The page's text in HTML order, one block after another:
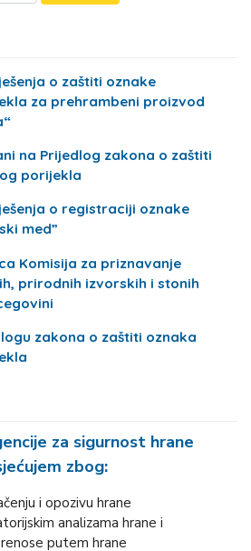
o zaštiti oznake
za prehrambeni proizvod
na Prijedlog zakona o zaštiti
porijekla
o registraciji oznake
med”
Komisija za priznavanje
prirodnih izvorskih i stonih
zakona o zaštiti oznaka
za sigurnost hrane
zbog:
i opozivu hrane
analizama hrane i
putem hrane